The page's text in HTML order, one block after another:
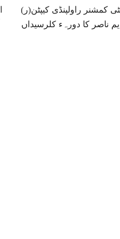
کمشنر راولپنڈی کیپٹن(ر)
ناصر کا دورہء کلرسیداں